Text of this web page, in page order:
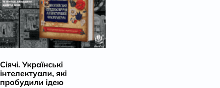
Сіячі. Українські
інтелектуали, які
пробудили ідею